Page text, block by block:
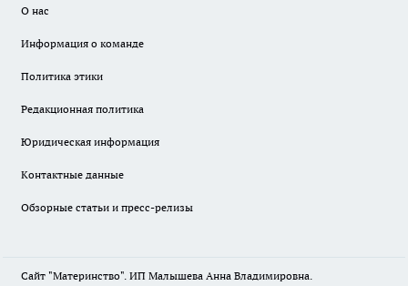
О нас
Информация о команде
Политика этики
Редакционная политика
Юридическая информация
Контактные данные
Обзорные статьи и пресс-релизы
Сайт "Материнство". ИП Малышева Анна Владимировна.